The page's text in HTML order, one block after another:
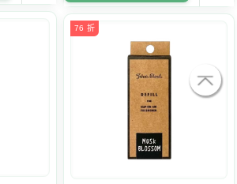
76 折